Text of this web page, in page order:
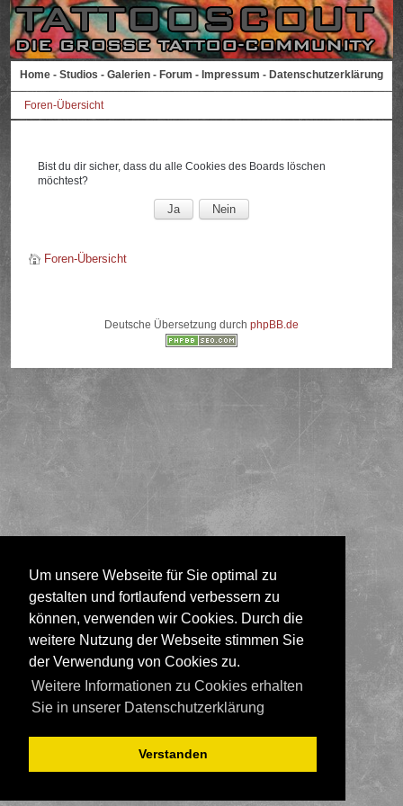
Um unsere Webseite für Sie optimal zu
gestalten und fortlaufend verbessern zu
können, verwenden wir Cookies. Durch die
weitere Nutzung der Webseite stimmen Sie
der Verwendung von Cookies zu.
Weitere Informationen zu Cookies erhalten
Sie in unserer Datenschutzerklärung
Verstanden
Home - Studios - Galerien - Forum - Impressum - Datenschutzerklärung
Foren-Übersicht
Bist du dir sicher, dass du alle Cookies des Boards löschen
möchtest?
Foren-Übersicht
Deutsche Übersetzung durch phpBB.de